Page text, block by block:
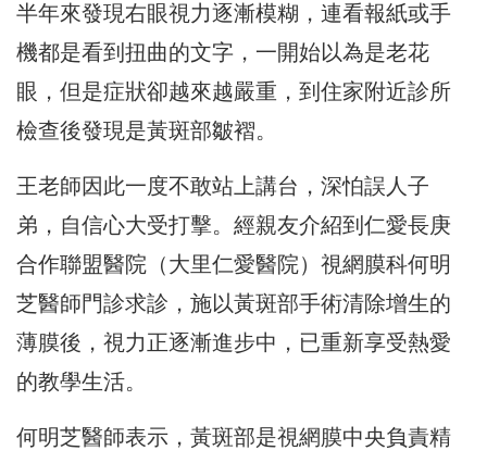
半年來發現右眼視力逐漸模糊， 連看報紙或手
機都是看到扭曲的文字，一開始以為是老花
眼， 但是症狀卻越來越嚴重，到住家附近診所
檢查後發現是黃斑部皺褶。
王老師因此一度不敢站上講台，深怕誤人子
弟，自信心大受打擊。 經親友介紹到仁愛長庚
合作聯盟醫院（大里仁愛醫院）視網膜科何明
芝醫師門診求診，施以黃斑部手術清除增生的
薄膜後， 視力正逐漸進步中，已重新享受熱愛
的教學生活。
何明芝醫師表示， 黃斑部是視網膜中央負責精